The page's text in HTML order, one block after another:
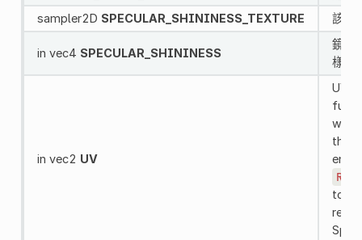
sampler2D SPECULAR_SHININESS_TEXTURE 該物
in vec4 SPECULAR_SHININESS
鏡面
樣。
in vec2 UV
UV
with
this
to